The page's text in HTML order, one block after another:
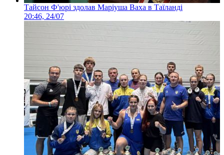
Тайсон Ф'юрі здолав Маріуша Ваха в Таїланді
20:46, 24/07